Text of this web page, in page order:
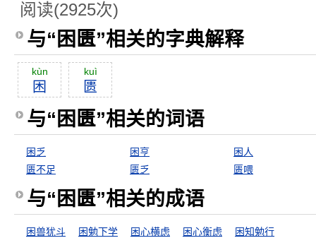
阅读(2925次)
与“困匮”相关的字典解释
kùn
困
kuì
匮
与“困匮”相关的词语
困乏 困亨
困人
匮不足
匮乏 匮喂
与“困匮”相关的成语
困兽犹斗 困勉下学 困心横虑 困心衡虑 困知勉行